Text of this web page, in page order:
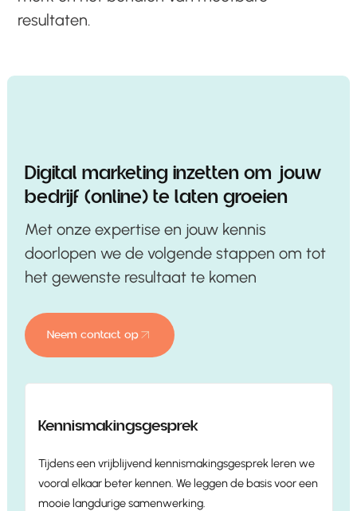
resultaten.
Digital marketing inzetten om jouw
bedrijf (online) te laten groeien
Met onze expertise en jouw kennis
doorlopen we de volgende stappen om tot
het gewenste resultaat te komen
Neem contact op
Kennismakingsgesprek
Tijdens een vrijblijvend kennismakingsgesprek leren we
vooral elkaar beter kennen. We leggen de basis voor een
mooie langdurige samenwerking.